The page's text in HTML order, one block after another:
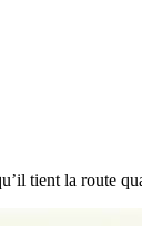
tient la route